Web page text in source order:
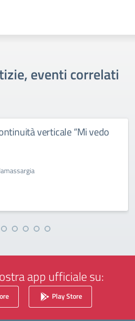
eventi correlati
verticale “Mi vedo
app ufficiale su:
Play Store